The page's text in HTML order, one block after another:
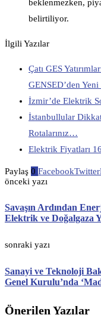
beklenmezken,
belirtiliyor.
İlgili Yazılar
Çatı GES
GENSED’den
İzmir’de Elektrik
İstanbullular
Rotalarınız…
Elektrik Fiyatları
Paylaş 0 FacebookTwitter
önceki yazı
Savaşın Ardından
Elektrik ve Doğalgaza
sonraki yazı
Sanayi ve Teknoloji
Genel Kurulu’nda
Önerilen Yazılar